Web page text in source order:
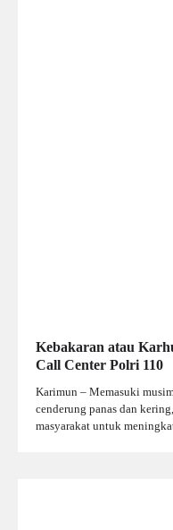
Kebakaran atau
Call Center Polri 110
Karimun – Memasuki
cenderung panas dan
masyarakat untuk